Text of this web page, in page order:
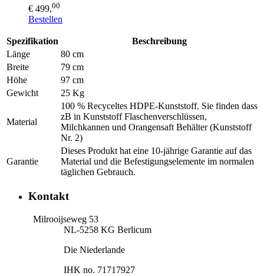
€ 499,00
Bestellen
Spezifikation
Beschreibung
Länge
80 cm
Breite
79 cm
Höhe
97 cm
Gewicht
25 Kg
Material
100 % Recyceltes HDPE-Kunststoff. Sie finden dass
zB in Kunststoff Flaschenverschlüssen,
Milchkannen und Orangensaft Behälter (Kunststoff
Nr. 2)
Garantie
Dieses Produkt hat eine 10-jährige Garantie auf das
Material und die Befestigungselemente im normalen
täglichen Gebrauch.
Kontakt
Milrooijseweg 53
NL-5258 KG Berlicum
Die Niederlande
IHK no. 71717927